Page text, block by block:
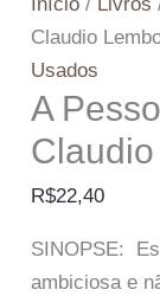
Claudio
Usados
A
R$22,40
SINOPSE:
ambiciosa e